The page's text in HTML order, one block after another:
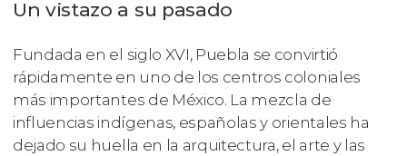
Un vistazo a su pasado
Fundada en el siglo XVI, Puebla se convirtió
rápidamente en uno de los centros coloniales
más importantes de México. La mezcla de
influencias indígenas, españolas y orientales ha
dejado su huella en la arquitectura, el arte y las